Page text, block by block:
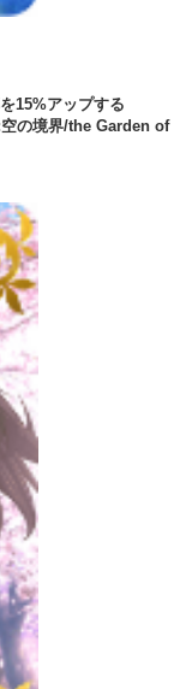
15%アップする
の境界/the Garden of